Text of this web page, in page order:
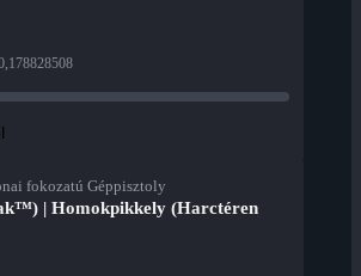
fokozatú Géppisztoly
| Homokpikkely (Harctéren